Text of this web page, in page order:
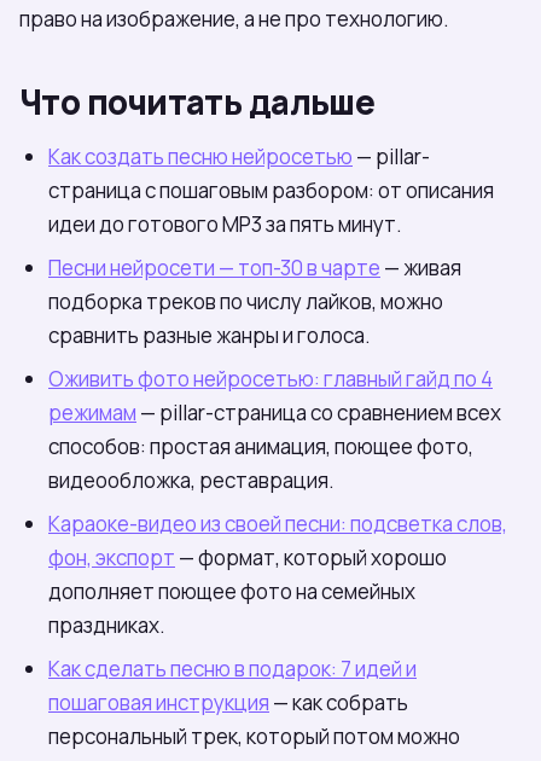
право на изображение, а не про технологию.
Что почитать дальше
Как создать песню нейросетью — pillar-
страница с пошаговым разбором: от описания
идеи до готового MP3 за пять минут.
Песни нейросети — топ-30 в чарте — живая
подборка треков по числу лайков, можно
сравнить разные жанры и голоса.
Оживить фото нейросетью: главный гайд по 4
режимам — pillar-страница со сравнением всех
способов: простая анимация, поющее фото,
видеообложка, реставрация.
Караоке-видео из своей песни: подсветка слов,
фон, экспорт — формат, который хорошо
дополняет поющее фото на семейных
праздниках.
Как сделать песню в подарок: 7 идей и
пошаговая инструкция — как собрать
персональный трек, который потом можно